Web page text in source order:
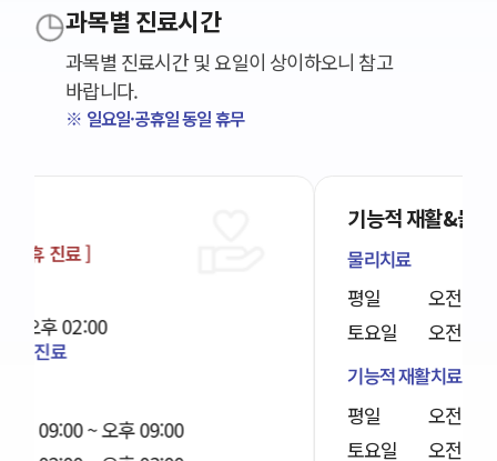
과목별 진료시간
과목별 진료시간 및 요일이 상이하오니 참고
바랍니다.
※ 일요일·공휴일 동일 휴무
물리치료
토요일